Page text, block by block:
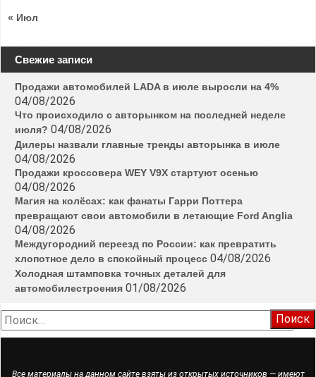
« Июл
Свежие записи
Продажи автомобилей LADA в июле выросли на 4%
04/08/2026
Что происходило с авторынком на последней неделе
июля? 04/08/2026
Дилеры назвали главные тренды авторынка в июле
04/08/2026
Продажи кроссовера WEY V9X стартуют осенью
04/08/2026
Магия на колёсах: как фанаты Гарри Поттера
превращают свои автомобили в летающие Ford Anglia
04/08/2026
Междугородний переезд по России: как превратить
хлопотное дело в спокойный процесс 04/08/2026
Холодная штамповка точных деталей для
автомобилестроения 01/08/2026
Найти:
Все материалы на данном сайте взяты из открытых источников — имеют